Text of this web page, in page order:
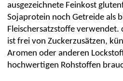
ausgezeichnete Feinkost
Sojaprotein noch Getreide als
Fleischersatzstoffe verwendet.
ist frei von Zuckerzusätzen,
Aromen oder anderen
hochwertigen Rohstoffen